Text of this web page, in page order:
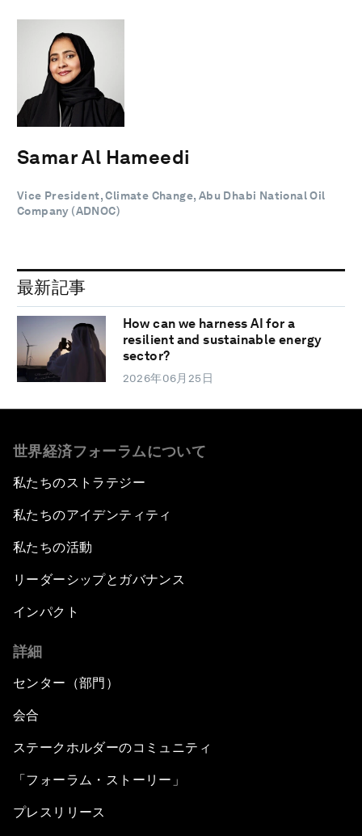
Samar Al Hameedi
Vice President, Climate Change, Abu Dhabi National Oil
Company (ADNOC)
最新記事
How can we harness AI for a
resilient and sustainable energy
sector?
2026年06月25日
世界経済フォーラムについて
私たちのストラテジー
私たちのアイデンティティ
私たちの活動
リーダーシップとガバナンス
インパクト
詳細
センター（部門）
会合
ステークホルダーのコミュニティ
「フォーラム・ストーリー」
プレスリリース